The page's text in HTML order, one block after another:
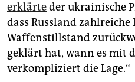
erklärteder ukrainische
dass Russland zahlreiche
Waffenstillstand
geklärt hat, wann es mit
verkompliziert die Lage.“